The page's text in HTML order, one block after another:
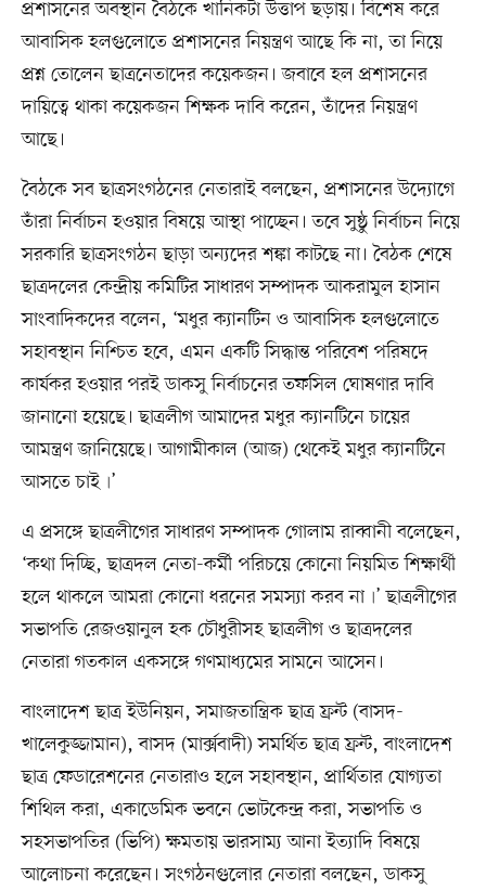
প্রশাসনের অবস্থান বৈঠকে খানিকটা উত্তাপ ছড়ায়। বিশেষ করে
আবাসিক হলগুলোতে প্রশাসনের নিয়ন্ত্রণ আছে কি না, তা নিয়ে
প্রশ্ন তোলেন ছাত্রনেতাদের কয়েকজন। জবাবে হল প্রশাসনের
দায়িত্বে থাকা কয়েকজন শিক্ষক দাবি করেন, তাঁদের নিয়ন্ত্রণ
আছে।
বৈঠকে সব ছাত্রসংগঠনের নেতারাই বলছেন, প্রশাসনের উদ্যোগে
তাঁরা নির্বাচন হওয়ার বিষয়ে আস্থা পাচ্ছেন। তবে সুষ্ঠু নির্বাচন নিয়ে
সরকারি ছাত্রসংগঠন ছাড়া অন্যদের শঙ্কা কাটছে না। বৈঠক শেষে
ছাত্রদলের কেন্দ্রীয় কমিটির সাধারণ সম্পাদক আকরামুল হাসান
সাংবাদিকদের বলেন, ‘মধুর ক্যানটিন ও আবাসিক হলগুলোতে
সহাবস্থান নিশ্চিত হবে, এমন একটি সিদ্ধান্ত পরিবেশ পরিষদে
কার্যকর হওয়ার পরই ডাকসু নির্বাচনের তফসিল ঘোষণার দাবি
জানানো হয়েছে। ছাত্রলীগ আমাদের মধুর ক্যানটিনে চায়ের
আমন্ত্রণ জানিয়েছে। আগামীকাল (আজ) থেকেই মধুর ক্যানটিনে
আসতে চাই৷’
এ প্রসঙ্গে ছাত্রলীগের সাধারণ সম্পাদক গোলাম রাব্বানী বলেছেন,
‘কথা দিচ্ছি, ছাত্রদল নেতা-কর্মী পরিচয়ে কোনো নিয়মিত শিক্ষার্থী
হলে থাকলে আমরা কোনো ধরনের সমস্যা করব না৷’ ছাত্রলীগের
সভাপতি রেজওয়ানুল হক চৌধুরীসহ ছাত্রলীগ ও ছাত্রদলের
নেতারা গতকাল একসঙ্গে গণমাধ্যমের সামনে আসেন।
বাংলাদেশ ছাত্র ইউনিয়ন, সমাজতান্ত্রিক ছাত্র ফ্রন্ট (বাসদ-
খালেকুজ্জামান), বাসদ (মার্ক্সবাদী) সমর্থিত ছাত্র ফ্রন্ট, বাংলাদেশ
ছাত্র ফেডারেশনের নেতারাও হলে সহাবস্থান, প্রার্থিতার যোগ্যতা
শিথিল করা, একাডেমিক ভবনে ভোটকেন্দ্র করা, সভাপতি ও
সহসভাপতির (ভিপি) ক্ষমতায় ভারসাম্য আনা ইত্যাদি বিষয়ে
আলোচনা করেছেন। সংগঠনগুলোর নেতারা বলছেন, ডাকসু